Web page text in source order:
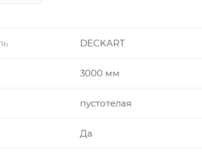
DECKART
3000 мм
пустотелая
Да